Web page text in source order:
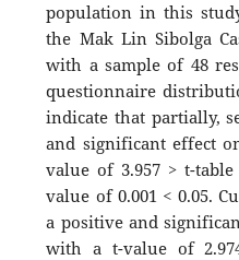
population in this
the Mak Lin Sibolga
with a sample of 48
questionnaire
indicate that partially,
and significant effect
value of 3.957 > t-
value of 0.001 < 0.05.
a positive and
with a t-value of